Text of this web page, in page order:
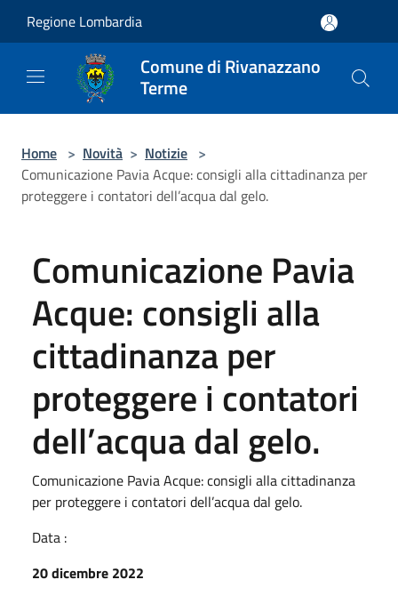
Regione Lombardia
Comune di Rivanazzano
Terme
Home > Novità > Notizie >
Comunicazione Pavia Acque: consigli alla cittadinanza per
proteggere i contatori dell’acqua dal gelo.
Comunicazione Pavia
Acque: consigli alla
cittadinanza per
proteggere i contatori
dell’acqua dal gelo.
Comunicazione Pavia Acque: consigli alla cittadinanza
per proteggere i contatori dell’acqua dal gelo.
Data :
20 dicembre 2022